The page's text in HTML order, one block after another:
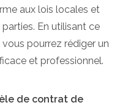
aux lois locales et
En utilisant ce
pourrez rédiger un
et professionnel.
de contrat de